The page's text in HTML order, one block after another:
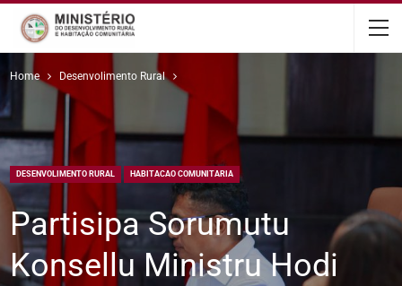
content
Home Desenvolimento Rural
DESENVOLIMENTO RURAL HABITACAO COMUNITARIA
Partisipa Sorumutu
Konsellu Ministru Hodi